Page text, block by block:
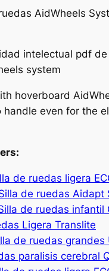
AidWheels
intelectual pdf
system
hoverboard
even for the
de ruedas ligera
de ruedas Aidapt
de ruedas infantil
Ligera Translite
de ruedas grandes
paralisis cerebral